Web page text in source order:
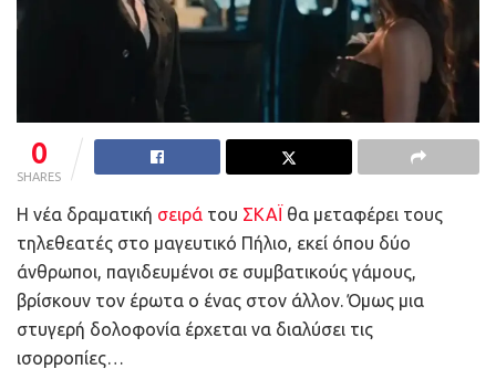
0
SHARES
Η νέα δραματική σειρά του ΣΚΑΪ θα μεταφέρει τους
τηλεθεατές στο μαγευτικό Πήλιο, εκεί όπου δύο
άνθρωποι, παγιδευμένοι σε συμβατικούς γάμους,
βρίσκουν τον έρωτα ο ένας στον άλλον. Όμως μια
στυγερή δολοφονία έρχεται να διαλύσει τις
ισορροπίες…